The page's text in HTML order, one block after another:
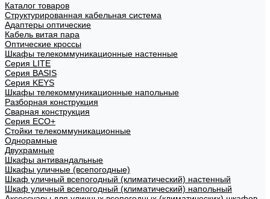
Каталог товаров
Структурированная кабельная система
Адаптеры оптические
Кабель витая пара
Оптические кроссы
Шкафы телекоммуникационные настенные
Cерия LITE
Cерия BASIS
Cерия KEYS
Шкафы телекоммуникационные напольные
Разборная конструкция
Сварная конструкция
Серия ECO+
Стойки телекоммуникационные
Однорамные
Двухрамные
Шкафы антивандальные
Шкафы уличные (всепогодные)
Шкаф уличный всепогодный (климатический) настенный
Шкаф уличный всепогодный (климатический) напольный